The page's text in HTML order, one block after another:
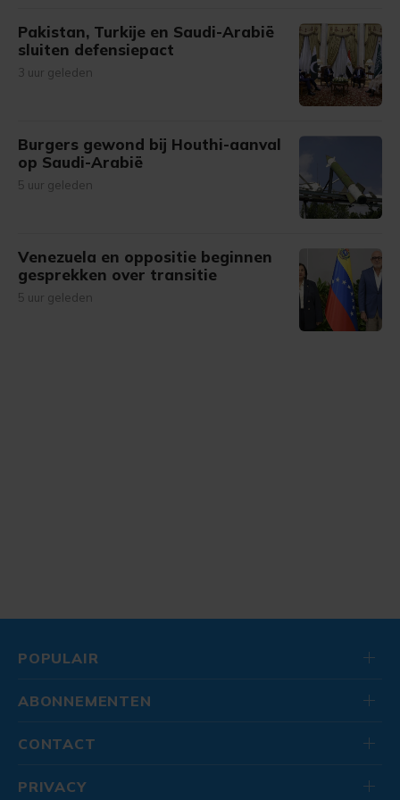
Pakistan, Turkije en Saudi-Arabië
sluiten defensiepact
3 uur geleden
Burgers gewond bij Houthi-aanval
op Saudi-Arabië
5 uur geleden
Venezuela en oppositie beginnen
gesprekken over transitie
5 uur geleden
POPULAIR
ABONNEMENTEN
CONTACT
PRIVACY